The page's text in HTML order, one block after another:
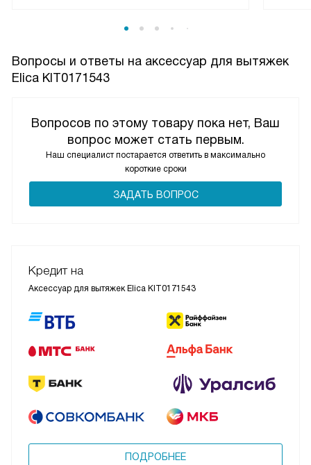
Вопросы и ответы на аксессуар для вытяжек
Elica KIT0171543
Вопросов по этому товару пока нет, Ваш
вопрос может стать первым.
Наш специалист постарается ответить в максимально
короткие сроки
ЗАДАТЬ ВОПРОС
Кредит на
Аксессуар для вытяжек Elica KIT0171543
ПОДРОБНЕЕ